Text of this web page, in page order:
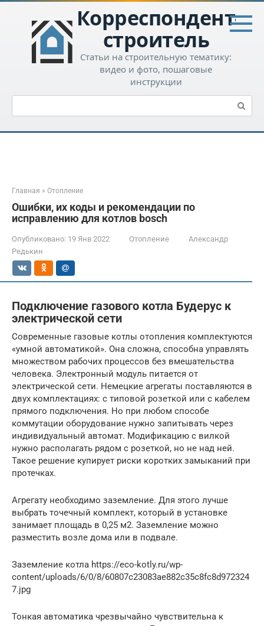
Перейти
контенту
Корреспондент-
строитель
Статьи на строительную тематику:
видео и фото, пошаговые
инструкции
Поиск:
Главная » Отопление
Ошибки, их коды и рекомендации по
исправлению для котлов bosch
Опубликовано: 19 Янв 2022 Отопление
Александр
Редькин
Подключение газового котла Будерус к
электрической сети
Современные газовые котлы отопления комплектуются
«умной автоматикой». Она сложна, способна управлять
множеством рабочих процессов без вмешательства
человека. Электронный модуль питается от
электрической сети. Немецкие агрегаты поставляются в
двух комплектациях: с типовой розеткой или с кабелем
прямого подключения. Но при любом способе
коммутации оборудование нужно запитывать через
индивидуальный автомат. Модификацию с вилкой
нужно располагать рядом с розеткой, но не над ней.
Такое решение купирует риски коротких замыканий при
протечках.
Агрегату необходимо заземление. Для этого лучше
выбрать точечный комплект, который в установке
занимает площадь в 0,25 м2. Заземление можно
разместить возле дома или в подвале.
Заземление котла https://eco-kotly.ru/wp-
content/uploads/6/0/8/60807c23083ae882c35c8fc8d972324
7.jpg
Тонкая автоматика чрезвычайно чувствительна к